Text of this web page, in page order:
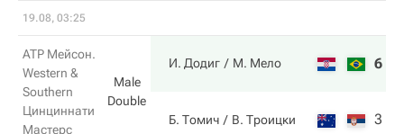
19.08, 03:25
ATP Мейсон.
Western &
Southern
Цинциннати
Мастерс
Male
Double
И. Додиг М. Мело 6
Б. Томич В. Троицки 3